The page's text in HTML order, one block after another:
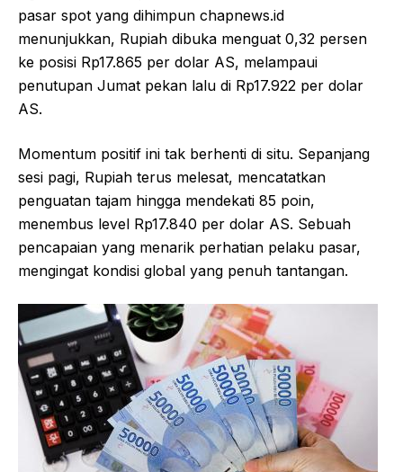
pasar spot yang dihimpun chapnews.id
menunjukkan, Rupiah dibuka menguat 0,32 persen
ke posisi Rp17.865 per dolar AS, melampaui
penutupan Jumat pekan lalu di Rp17.922 per dolar
AS.
Momentum positif ini tak berhenti di situ. Sepanjang
sesi pagi, Rupiah terus melesat, mencatatkan
penguatan tajam hingga mendekati 85 poin,
menembus level Rp17.840 per dolar AS. Sebuah
pencapaian yang menarik perhatian pelaku pasar,
mengingat kondisi global yang penuh tantangan.